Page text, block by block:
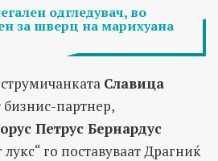
одгледувач, во
за шверц на марихуана
Славица
бизнис-партнер,
Петрус Бернардус
лукс“ го поставуваат Драгниќ